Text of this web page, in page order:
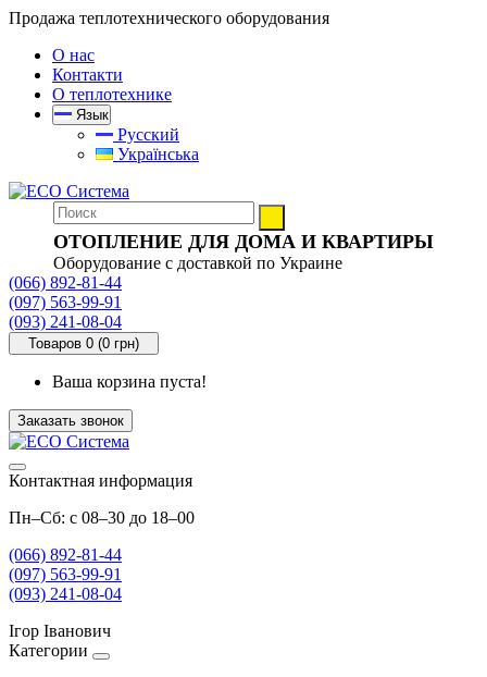
Продажа теплотехнического оборудования
О нас
Контакти
О теплотехнике
Язык
Русский
Українська
ОТОПЛЕНИЕ ДЛЯ ДОМА И КВАРТИРЫ
Оборудование с доставкой по Украине
(066) 892-81-44
(097) 563-99-91
(093) 241-08-04
Товаров 0 (0 грн)
Ваша корзина пуста!
Заказать звонок
Контактная информация
Пн–Сб: с 08–30 до 18–00
(066) 892-81-44
(097) 563-99-91
(093) 241-08-04
Ігор Іванович
Категории